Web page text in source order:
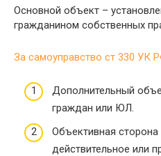
Основной объект –
гражданином собственных
За самоуправство ст 330 УК
Дополнительный
граждан или ЮЛ.
Объективная
действительное или